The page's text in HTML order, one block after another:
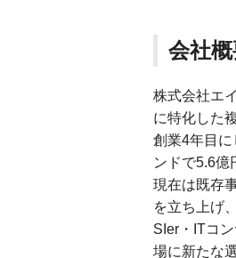
会社
株式会社エ
に特化した
創業4年目
ンドで5.6億
現在は既存
を立ち上げ
SIer・ITコ
場に新たな